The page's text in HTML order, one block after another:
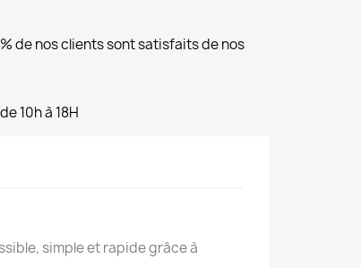
de nos clients sont satisfaits de nos
10h à 18H
simple et rapide grâce à